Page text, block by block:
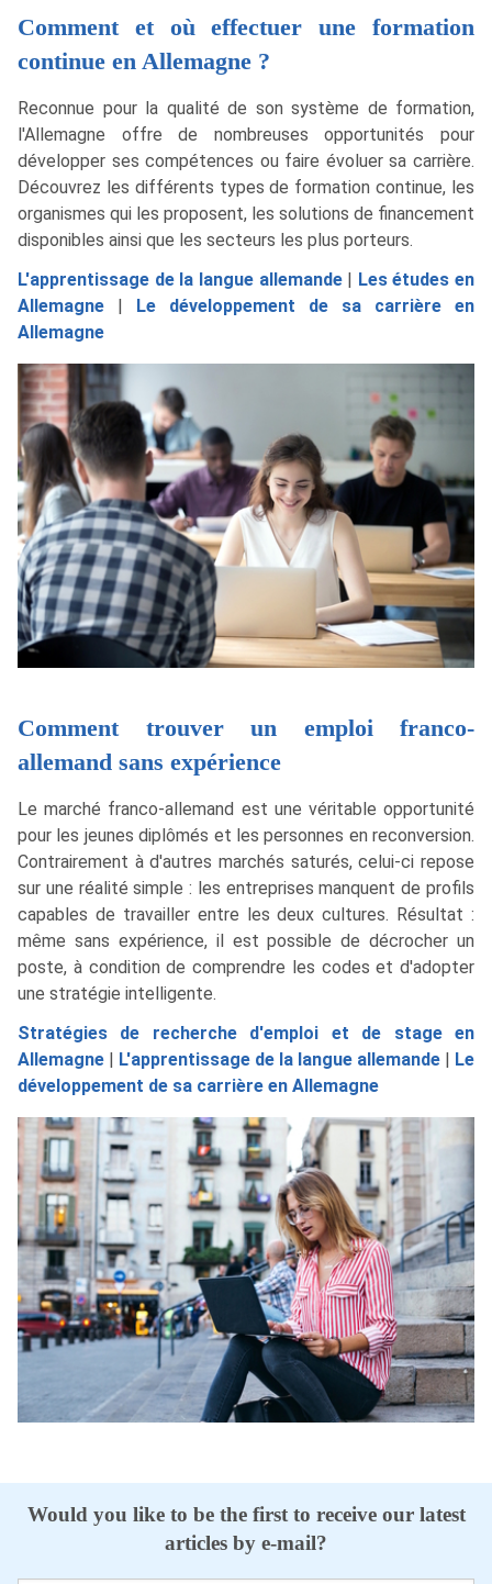
Comment et où effectuer une formation
continue en Allemagne ?
Reconnue pour la qualité de son système de formation,
l'Allemagne offre de nombreuses opportunités pour
développer ses compétences ou faire évoluer sa carrière.
Découvrez les différents types de formation continue, les
organismes qui les proposent, les solutions de financement
disponibles ainsi que les secteurs les plus porteurs.
L'apprentissage de la langue allemande| Les études en
Allemagne | Le développement de sa carrière en
Allemagne
Comment trouver un emploi franco-
allemand sans expérience
Le marché franco-allemand est une véritable opportunité
pour les jeunes diplômés et les personnes en reconversion.
Contrairement à d'autres marchés saturés, celui-ci repose
sur une réalité simple : les entreprises manquent de profils
capables de travailler entre les deux cultures. Résultat :
même sans expérience, il est possible de décrocher un
poste, à condition de comprendre les codes et d'adopter
une stratégie intelligente.
Stratégies de recherche d'emploi et de stage en
Allemagne | L'apprentissage de la langue allemande | Le
développement de sa carrière en Allemagne
Would you like to be the first to receive our latest
articles by e-mail?